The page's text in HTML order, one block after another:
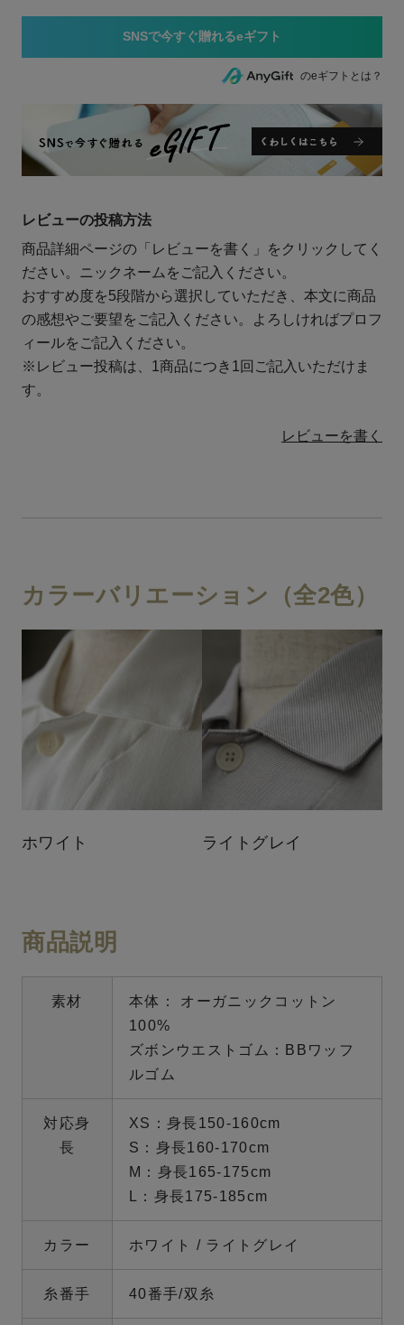
のeギフトとは？
レビューの投稿方法
商品詳細ページの「レビューを書く」をクリックしてく
ださい。ニックネームをご記入ください。
おすすめ度を5段階から選択していただき、本文に商品
の感想やご要望をご記入ください。よろしければプロフ
ィールをご記入ください。
※レビュー投稿は、1商品につき1回ご記入いただけま
す。
レビューを書く
カラーバリエーション（全2色）
ホワイト ライトグレイ
商品説明
素材
本体： オーガニックコットン
100%
ズボンウエストゴム：BBワッフ
ルゴム
対応身
長
XS：身長150-160cm
S：身長160-170cm
M：身長165-175cm
L：身長175-185cm
カラー ホワイト / ライトグレイ
糸番手 40番手/双糸